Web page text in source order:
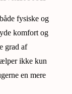
fysiske og
komfort og
grad af
ikke kun
en mere